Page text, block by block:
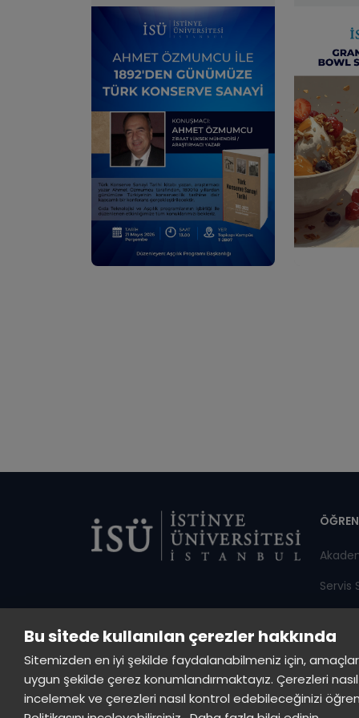
Bu sitede kullanılan çerezler hakkında
Sitemizden en iyi şekilde faydalanabilmeniz için,
uygun şekilde çerez konumlandırmaktayız. Çerezleri nasıl
incelemek ve çerezleri nasıl kontrol edebileceğinizi
Türk Konserve
Servis
© Tüm hakları saklıdır, İstinye Üniversitesi